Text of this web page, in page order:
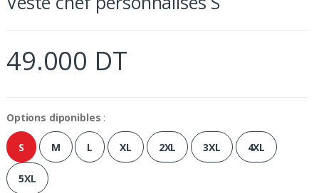
49.000 DT
Options diponibles :
S M L XL 2XL 3XL 4XL
5XL